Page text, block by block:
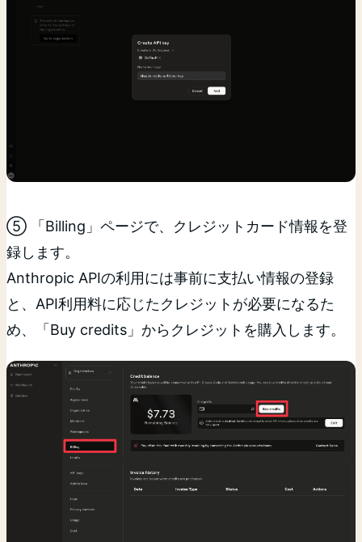
⑤ 「Billing」ページで、クレジットカード情報を登
録します。
Anthropic APIの利用には事前に支払い情報の登録
と、API利用料に応じたクレジットが必要になるた
め、「Buy credits」からクレジットを購入します。